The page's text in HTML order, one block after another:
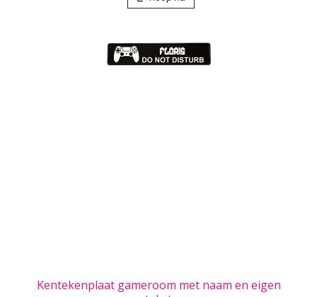
Kentekenplaat gameroom met naam en eigen